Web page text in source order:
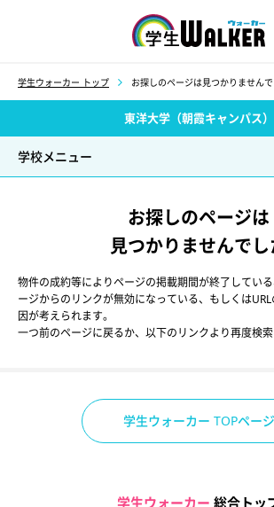
学生ウォーカー トップ お探しのページは見つかりません
東洋大学（朝霞キャンパス）
学校メニュー
お探しのページは
見つかりませんでし
物件の成約等によりページの掲載期間が終了してい
ージからのリンクが無効になっている、もしくは
因が考えられます。
一つ前のページに戻るか、以下のリンクより再度検索
学生ウォーカー TOPページ
学生ウォーカー 総合トッ